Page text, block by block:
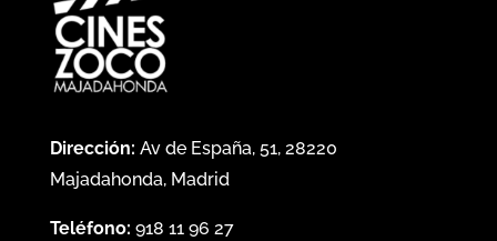
Dirección: Av de España, 51, 28220
Majadahonda, Madrid
Teléfono: 918 11 96 27